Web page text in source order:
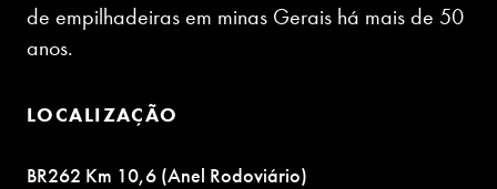
de empilhadeiras em minas Gerais há mais de 50
anos.
LOCALIZAÇÃO
BR262 Km 10,6 (Anel Rodoviário)